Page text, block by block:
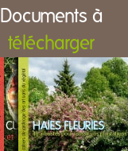
Documents à
télécharger